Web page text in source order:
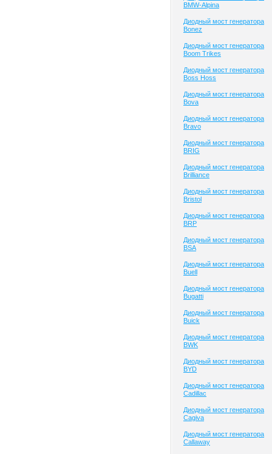
BMW-Alpina
Диодный мост генератора
Bonez
Диодный мост генератора
Boom Trikes
Диодный мост генератора
Boss Hoss
Диодный мост генератора
Bova
Диодный мост генератора
Bravo
Диодный мост генератора
BRIG
Диодный мост генератора
Brilliance
Диодный мост генератора
Bristol
Диодный мост генератора
BRP
Диодный мост генератора
BSA
Диодный мост генератора
Buell
Диодный мост генератора
Bugatti
Диодный мост генератора
Buick
Диодный мост генератора
BWK
Диодный мост генератора
BYD
Диодный мост генератора
Cadillac
Диодный мост генератора
Cagiva
Диодный мост генератора
Callaway